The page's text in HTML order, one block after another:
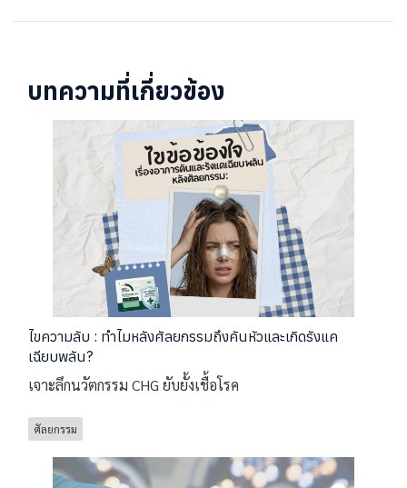
บทความที่เกี่ยวข้อง
ไขความลับ : ทำไมหลังศัลยกรรมถึงคันหัวและเกิดรังแค
เฉียบพลัน?
เจาะลึกนวัตกรรม CHG ยับยั้งเชื้อโรค
ศัลยกรรม